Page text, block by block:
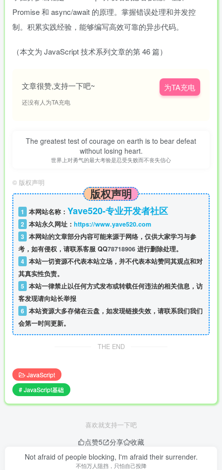
Promise 和 async/await 的原理。掌握错误处理和并发控
制。积累实践经验，能够编写高效可靠的异步代码。
（本文为 JavaScript 技术系列文章的第 46 篇）
文章很赞,支持一下吧~
还没有人为TA充电
为TA充电
The greatest test of courage on earth is to bear defeat
without losing heart.
世界上对勇气的最大考验是忍受失败而不丧失信心
© 版权声明
版权声明
1 本网站名称： Yave520-专业开发者社区
2 本站永久网址： https://www.yave520.com
3 本网站的文章部分内容可能来源于网络，仅供大家学习与参
考，如有侵权，请联系客服 QQ78718906 进行删除处理。
4 本站一切资源不代表本站立场，并不代表本站赞同其观点和对
其真实性负责。
5 本站一律禁止以任何方式发布或转载任何违法的相关信息，访
客发现请向站长举报
6 本站资源大多存储在云盘，如发现链接失效，请联系我们我们
会第一时间更新。
THE END
JavaScript
# JavaScript基础
喜欢就支持一下吧
点赞5 分享
收藏
Not afraid of people blocking, I'm afraid their surrender.
不怕万人阻挡，只怕自己投降